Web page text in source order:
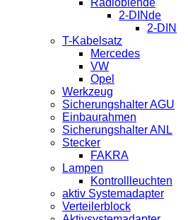
Radioblende
2-DINde
2-DIN
T-Kabelsatz
Mercedes
VW
Opel
Werkzeug
Sicherungshalter AGU
Einbaurahmen
Sicherungshalter ANL
Stecker
FAKRA
Lampen
Kontrollleuchten
aktiv Systemadapter
Verteilerblock